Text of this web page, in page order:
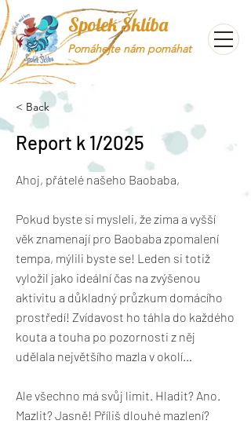
Spolek Šklíba
Pomáhejte nám pomáhat
< Back
Report k 1/2025
Ahoj, přátelé našeho Baobaba,
Pokud byste si mysleli, že zima a vyšší
věk znamenají pro Baobaba zpomalení
tempa, mýlili byste se! Leden si totiž
vyložil jako ideální čas na zvýšenou
aktivitu a důkladný průzkum domácího
prostředí! Zvídavost ho táhla do každého
kouta a touha po pozornosti z něj
udělala největšího mazla v okolí…
Ale všechno má svůj limit. Hladit? Ano.
Mazlit? Jasně! Příliš dlouhé mazlení?